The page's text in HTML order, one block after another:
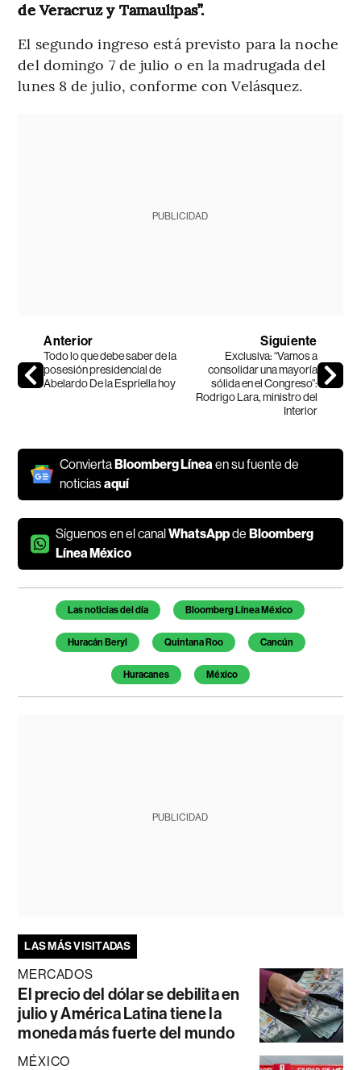
de Veracruz y Tamaulipas”.
El segundo ingreso está previsto para la noche
del domingo 7 de julio o en la madrugada del
lunes 8 de julio, conforme con Velásquez.
PUBLICIDAD
Anterior
Todo lo que debe saber de la
posesión presidencial de
Abelardo De la Espriella hoy
Siguiente
Exclusiva: “Vamos a
consolidar una mayoría
sólida en el Congreso”:
Rodrigo Lara, ministro del
Interior
ConviertaBloomberg Líneaen su fuente de
noticiasaquí
Síguenos en el canalWhatsAppdeBloomberg
Línea México
Temas de este artículo
Las noticias del día Bloomberg Línea México
Huracán Beryl Quintana Roo Cancún
Huracanes México
PUBLICIDAD
LAS MÁS VISITADAS
MERCADOS
El precio del dólar se debilita en
julio y América Latina tiene la
moneda más fuerte del mundo
MÉXICO